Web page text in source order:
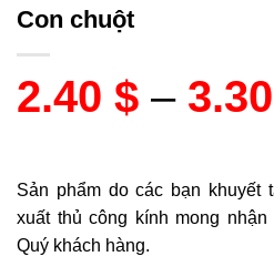
Con chuột
2.40 $ – 3.30
Sản phẩm do các bạn khuyết
xuất thủ công kính mong
Quý khách hàng.